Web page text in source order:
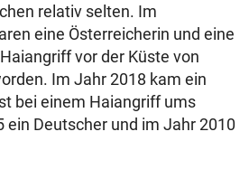
relativ selten. Im
eine Österreicherin und eine
vor der Küste von
Im Jahr 2018 kam ein
bei einem Haiangriff ums
ein Deutscher und im Jahr 2010